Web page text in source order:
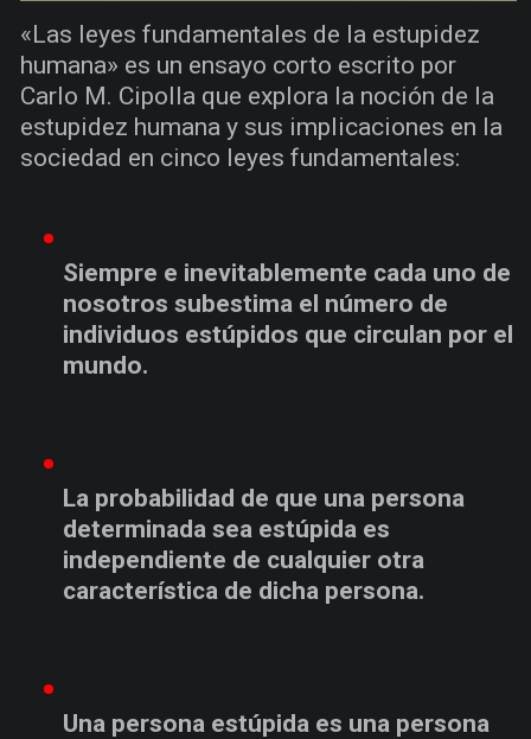
«Las leyes fundamentales de la estupidez
humana» es un ensayo corto escrito por
Carlo M. Cipolla que explora la noción de la
estupidez humana y sus implicaciones en la
sociedad en cinco leyes fundamentales:
Siempre e inevitablemente cada uno de
nosotros subestima el número de
individuos estúpidos que circulan por el
mundo.
La probabilidad de que una persona
determinada sea estúpida es
independiente de cualquier otra
característica de dicha persona.
Una persona estúpida es una persona